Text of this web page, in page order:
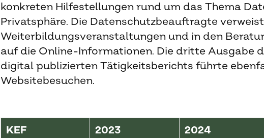
konkreten Hilfestellungen rund um das Thema
Privatsphäre. Die Datenschutzbeauftragte
Weiterbildungsveranstaltungen und in den
auf die Online-Informationen. Die dritte Ausgabe
digital publizierten Tätigkeitsberichts führte
Websitebesuchen.
KEF 2023 2024